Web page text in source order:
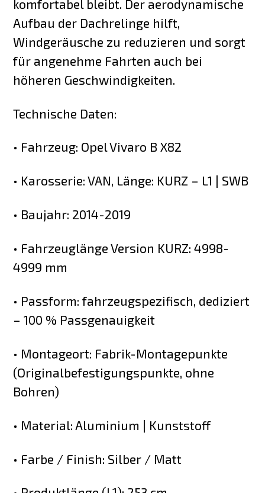
komfortabel bleibt. Der aerodynamische
Aufbau der Dachrelinge hilft,
Windgeräusche zu reduzieren und sorgt
für angenehme Fahrten auch bei
höheren Geschwindigkeiten.
Technische Daten:
• Fahrzeug: Opel Vivaro B X82
• Karosserie: VAN, Länge: KURZ – L1 | SWB
• Baujahr: 2014-2019
• Fahrzeuglänge Version KURZ: 4998-
4999 mm
• Passform: fahrzeugspezifisch, dediziert
– 100 % Passgenauigkeit
• Montageort: Fabrik-Montagepunkte
(Originalbefestigungspunkte, ohne
Bohren)
• Material: Aluminium | Kunststoff
• Farbe / Finish: Silber / Matt